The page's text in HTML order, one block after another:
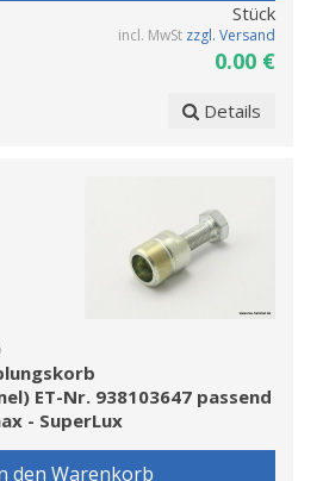
Stück
incl. MwSt zzgl. Versand
0.00 €
Details
ET-Nr. 938103647 passend
- SuperLux
den Warenkorb